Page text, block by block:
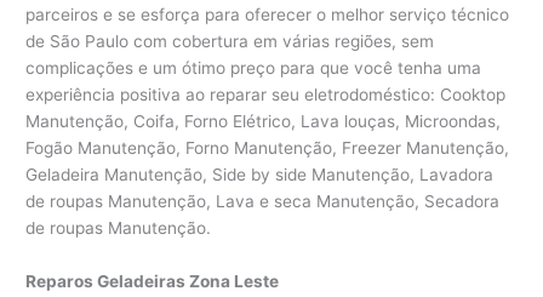
parceiros e se esforça para oferecer o melhor serviço técnico
de São Paulo com cobertura em várias regiões, sem
complicações e um ótimo preço para que você tenha uma
experiência positiva ao reparar seu eletrodoméstico: Cooktop
Manutenção, Coifa, Forno Elétrico, Lava louças, Microondas,
Fogão Manutenção, Forno Manutenção, Freezer Manutenção,
Geladeira Manutenção, Side by side Manutenção, Lavadora
de roupas Manutenção, Lava e seca Manutenção, Secadora
de roupas Manutenção.
Reparos Geladeiras Zona Leste